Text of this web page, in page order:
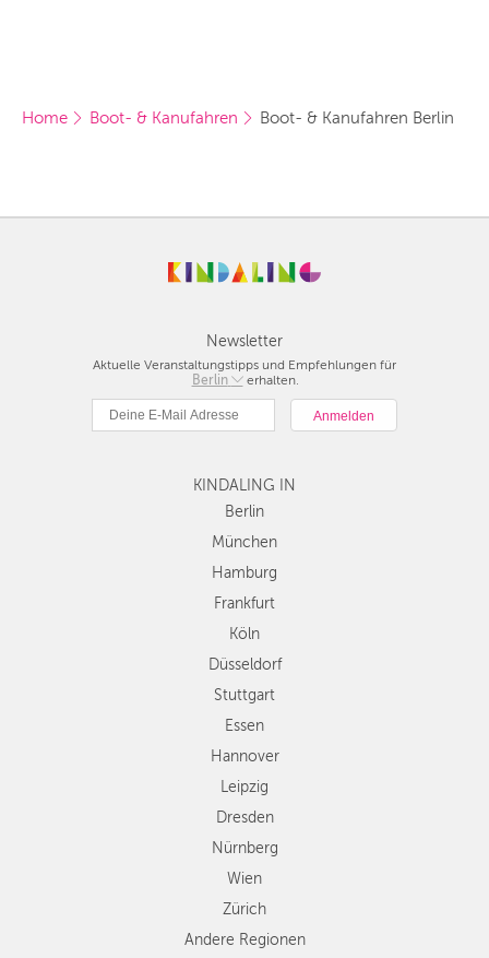
Home Boot- & Kanufahren Boot- & Kanufahren Berlin
Newsletter
Aktuelle Veranstaltungstipps und Empfehlungen für
Berlin
Berlin
Hamburg
Köln
Nürnberg
Regionen
erhalten.
KINDALING IN
Berlin
München
Hamburg
Frankfurt
Köln
Düsseldorf
Stuttgart
Essen
Hannover
Leipzig
Dresden
Nürnberg
Wien
Zürich
Andere Regionen